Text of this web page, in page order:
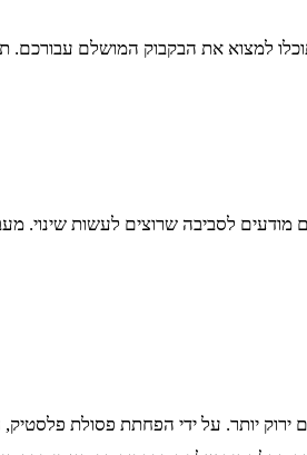
למצוא את הבקבוק המושלם
לסביבה שרוצים לעשות שינוי.
יותר. על ידי הפחתת פסולת